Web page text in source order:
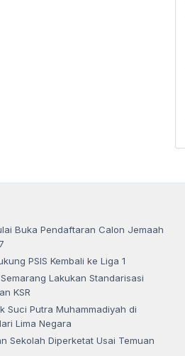
Buka Pendaftaran Calon Jemaah
PSIS Kembali ke Liga 1
Lakukan Standarisasi
KSR
Suci Putra Muhammadiyah di
Lima Negara
Sekolah Diperketat Usai Temuan